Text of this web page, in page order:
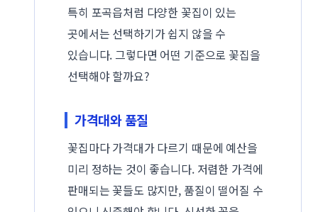
특히 포곡읍처럼 다양한 꽃집이 있는
곳에서는 선택하기가 쉽지 않을 수
있습니다. 그렇다면 어떤 기준으로 꽃집을
선택해야 할까요?
가격대와 품질
꽃집마다 가격대가 다르기 때문에 예산을
미리 정하는 것이 좋습니다. 저렴한 가격에
판매되는 꽃들도 많지만, 품질이 떨어질 수